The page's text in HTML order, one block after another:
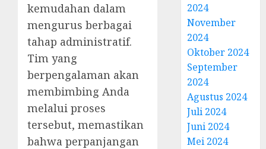
kemudahan dalam
mengurus berbagai
tahap administratif.
Tim yang
berpengalaman akan
membimbing Anda
melalui proses
tersebut, memastikan
bahwa perpanjangan
2024
November
2024
Oktober 2024
September
2024
Agustus 2024
Juli 2024
Juni 2024
Mei 2024